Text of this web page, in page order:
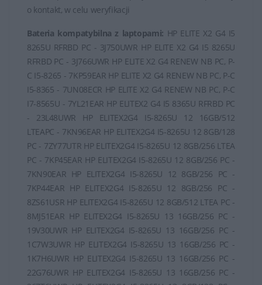
o kontakt, w celu weryfikacji
Bateria kompatybilna z laptopami: HP ELITE X2 G4 I5
8265U RFRBD PC - 3J750UWR HP ELITE X2 G4 I5 8265U
RFRBD PC - 3J766UWR HP ELITE X2 G4 RENEW NB PC, P-
C I5-8265 - 7KP59EAR HP ELITE X2 G4 RENEW NB PC, P-C
I5-8365 - 7UN08ECR HP ELITE X2 G4 RENEW NB PC, P-C
I7-8565U - 7YL21EAR HP ELITEX2 G4 I5 8365U RFRBD PC
- 23L48UWR HP ELITEX2G4 I5-8265U 12 16GB/512
LTEAPC - 7KN96EAR HP ELITEX2G4 I5-8265U 12 8GB/128
PC - 7ZY77UTR HP ELITEX2G4 I5-8265U 12 8GB/256 LTEA
PC - 7KP45EAR HP ELITEX2G4 I5-8265U 12 8GB/256 PC -
7KN90EAR HP ELITEX2G4 I5-8265U 12 8GB/256 PC -
7KP44EAR HP ELITEX2G4 I5-8265U 12 8GB/256 PC -
8ZS61USR HP ELITEX2G4 I5-8265U 12 8GB/512 LTEA PC -
8MJ51EAR HP ELITEX2G4 I5-8265U 13 16GB/256 PC -
19V30UWR HP ELITEX2G4 I5-8265U 13 16GB/256 PC -
1C7W3UWR HP ELITEX2G4 I5-8265U 13 16GB/256 PC -
1K7H6UWR HP ELITEX2G4 I5-8265U 13 16GB/256 PC -
22G76UWR HP ELITEX2G4 I5-8265U 13 16GB/256 PC -